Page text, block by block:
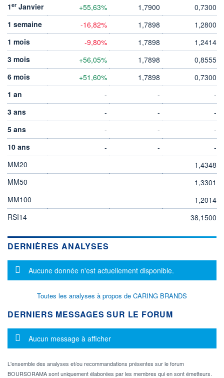
1er Janvier +55,63% 1,7900
0,7300
1 semaine
-16,82% 1,7898
1,2800
1 mois
-9,80% 1,7898
1,2414
3 mois
+56,05% 1,7898
0,8555
6 mois
+51,60% 1,7898
0,7300
1 an
- -
-
3 ans
- -
-
5 ans
- -
-
10 ans
- -
-
MM20
1,4348
MM50
1,3301
MM100
1,2014
RSI14
38,1500
DERNIÈRES ANALYSES
Message d'information
Aucune donnée n'est actuellement disponible.
Toutes les analyses à propos de CARING BRANDS
DERNIERS MESSAGES SUR LE FORUM
Message d'information
Aucun message à afficher
L'ensemble des analyses et/ou recommandations présentes sur le forum
BOURSORAMA sont uniquement élaborées par les membres qui en sont émetteurs.